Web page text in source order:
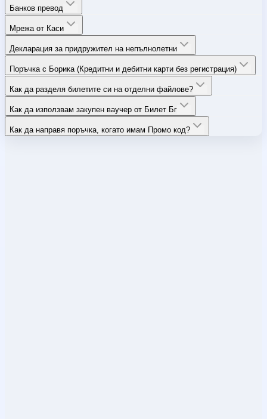
Банков превод
Мрежа от Каси
Декларация за придружител на непълнолетни
Поръчка с Борика (Кредитни и дебитни карти без регистрация)
Как да разделя билетите си на отделни файлове?
Как да използвам закупен ваучер от Билет Бг
Как да направя поръчка, когато имам Промо код?